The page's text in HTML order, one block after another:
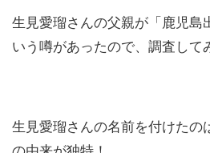
生見愛瑠さんの父親が「鹿児島
いう噂があったので、調査して
生見愛瑠さんの名前を付けたの